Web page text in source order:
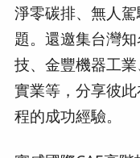
淨零碳排、無人
題。還邀集台灣
技、金豐機器工
實業等，分享彼
程的成功經驗。